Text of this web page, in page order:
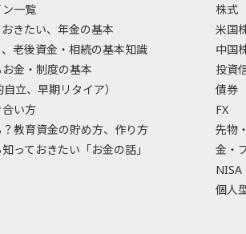
一覧
きたい、年金の基本
老後資金・相続の基本知識
金・制度の基本
立、早期リタイア）
い方
教育資金の貯め方、作り方
っておきたい「お金の話」
株式
米国
中国
投資
債券
FX
先物
金・
NISA
個人